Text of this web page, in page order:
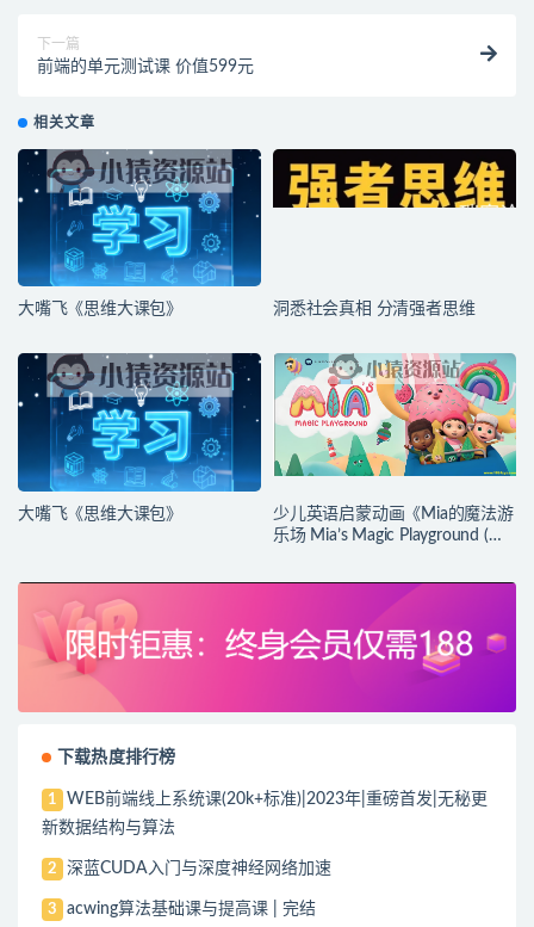
下一篇
前端的单元测试课 价值599元
相关文章
大嘴飞《思维大课包》 洞悉社会真相 分清强者思维
大嘴飞《思维大课包》
少儿英语启蒙动画《Mia的魔法游
乐场 Mia’s Magic Playground (动
下载热度排行榜
1
WEB前端线上系统课(20k+标准)|2023年|重磅首发|无秘更
新数据结构与算法
2 深蓝CUDA入门与深度神经网络加速
3 acwing算法基础课与提高课 | 完结